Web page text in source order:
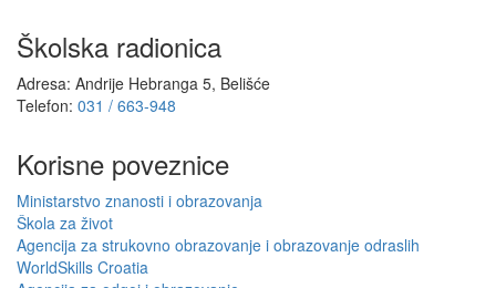
Školska radionica
Adresa: Andrije Hebranga 5, Belišće
Telefon: 031 / 663-948
Korisne poveznice
Ministarstvo znanosti i obrazovanja
Škola za život
Agencija za strukovno obrazovanje i obrazovanje odraslih
WorldSkills Croatia